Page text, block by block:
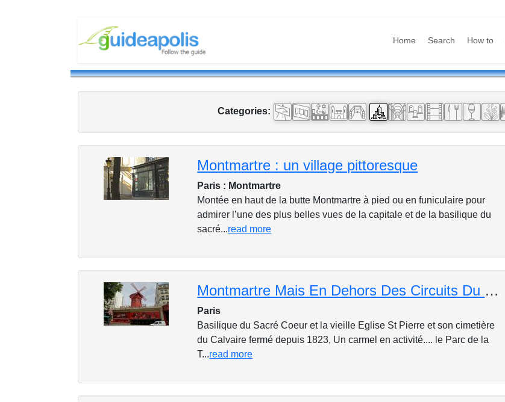
Home Search How to
Categories:
Montmartre : un village pittoresque
Paris : Montmartre
Montée en haut de la butte Montmartre à pied ou en funiculaire pour
admirer l’une des plus belles vues de la capitale et de la basilique du
sacré...read more
Montmartre Mais En Dehors Des Circuits Du Tourisme Commercial
Paris
Basilique du Sacré Coeur et la vieille Eglise St Pierre et son cimetière
du Calvaire fermé depuis 1823, Un carmel en activité.... le Parc de la
T...read more